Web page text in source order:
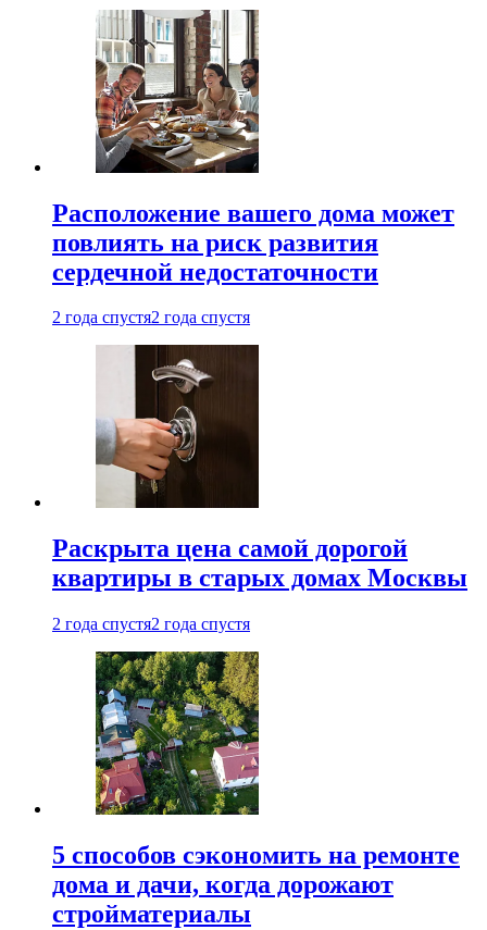
Расположение вашего дома может
повлиять на риск развития
сердечной недостаточности
2 года спустя2 года спустя
Раскрыта цена самой дорогой
квартиры в старых домах Москвы
2 года спустя2 года спустя
5 способов сэкономить на ремонте
дома и дачи, когда дорожают
стройматериалы